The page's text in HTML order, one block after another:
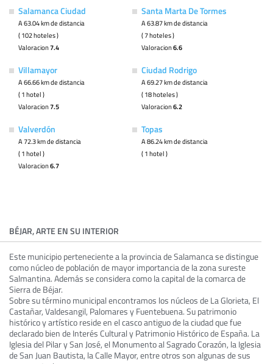
Salamanca Ciudad
A 63.04 km de distancia
( 102 hoteles )
Valoracion7.4
Santa Marta De Tormes
A 63.87 km de distancia
( 7 hoteles )
Valoracion6.6
Villamayor
A 66.66 km de distancia
( 1 hotel )
Valoracion7.5
Ciudad Rodrigo
A 69.27 km de distancia
( 18 hoteles )
Valoracion6.2
Valverdón
A 72.3 km de distancia
( 1 hotel )
Valoracion6.7
Topas
A 86.24 km de distancia
( 1 hotel )
BÉJAR, ARTE EN SU INTERIOR
Este municipio perteneciente a la provincia de Salamanca se distingue
como núcleo de población de mayor importancia de la zona sureste
Salmantina. Además se considera como la capital de la comarca de
Sierra de Béjar.
Sobre su término municipal encontramos los núcleos de La Glorieta, El
Castañar, Valdesangil, Palomares y Fuentebuena. Su patrimonio
histórico y artístico reside en el casco antiguo de la ciudad que fue
declarado bien de Interés Cultural y Patrimonio Histórico de España. La
Iglesia del Pilar y San José, el Monumento al Sagrado Corazón, la Iglesia
de San Juan Bautista, la Calle Mayor, entre otros son algunas de sus